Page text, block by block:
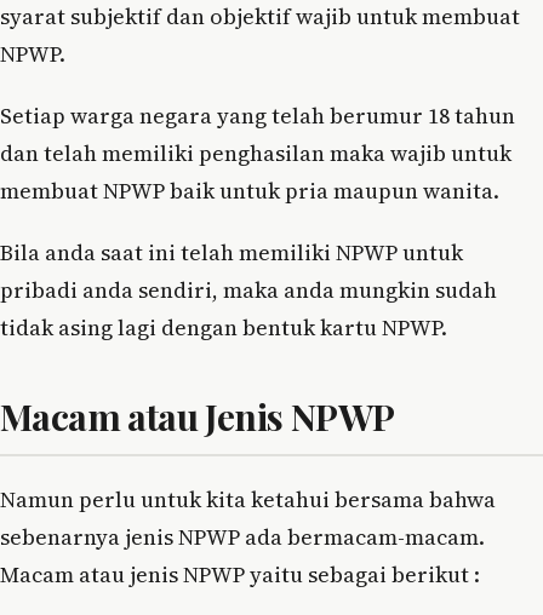
syarat subjektif dan objektif wajib untuk membuat
NPWP.
Setiap warga negara yang telah berumur 18 tahun
dan telah memiliki penghasilan maka wajib untuk
membuat NPWP baik untuk pria maupun wanita.
Bila anda saat ini telah memiliki NPWP untuk
pribadi anda sendiri, maka anda mungkin sudah
tidak asing lagi dengan bentuk kartu NPWP.
Macam atau Jenis NPWP
Namun perlu untuk kita ketahui bersama bahwa
sebenarnya jenis NPWP ada bermacam-macam.
Macam atau jenis NPWP yaitu sebagai berikut :